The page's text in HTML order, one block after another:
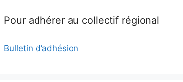
Pour adhérer au collectif régional
Bulletin d’adhésion